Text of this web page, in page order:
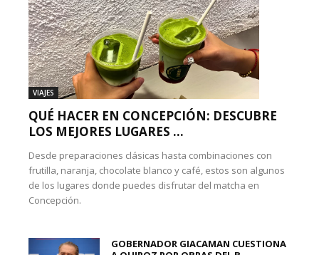
VIAJES
QUÉ HACER EN CONCEPCIÓN: DESCUBRE
LOS MEJORES LUGARES ...
Desde preparaciones clásicas hasta combinaciones con
frutilla, naranja, chocolate blanco y café, estos son algunos
de los lugares donde puedes disfrutar del matcha en
Concepción.
GOBERNADOR GIACAMAN CUESTIONA